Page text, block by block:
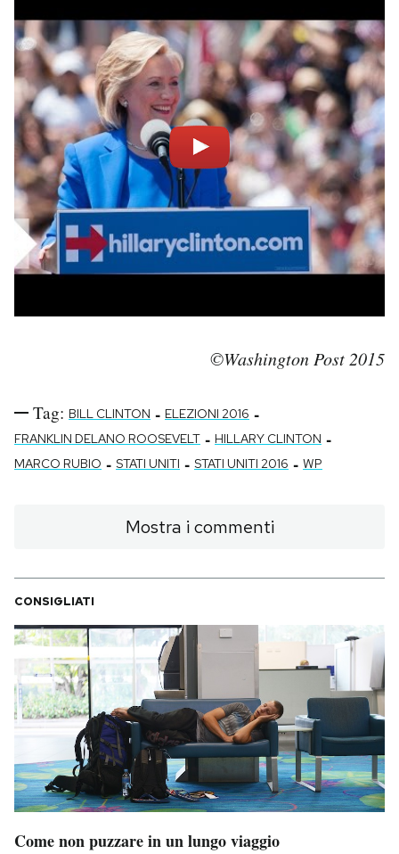
©Washington Post 2015
Tag: BILL CLINTON - ELEZIONI 2016 -
FRANKLIN DELANO ROOSEVELT - HILLARY CLINTON -
MARCO RUBIO - STATI UNITI - STATI UNITI 2016 - WP
Mostra i commenti
CONSIGLIATI
Come non puzzare in un lungo viaggio